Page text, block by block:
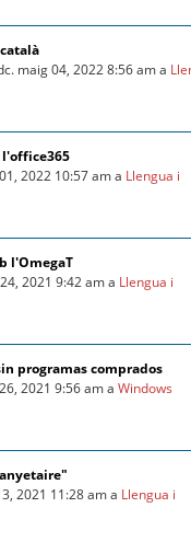
maig 04, 2022 8:56 am a
l'office365
2022 10:57 am a Llengua i
l'OmegaT
2021 9:42 am a Llengua i
programas comprados
2021 9:56 am aWindows
2021 11:28 am a Llengua i